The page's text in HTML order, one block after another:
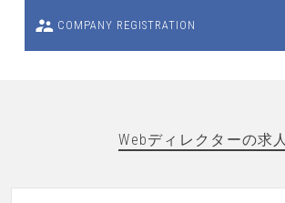
COMPANY REGISTRATION
Webディレクターの求人